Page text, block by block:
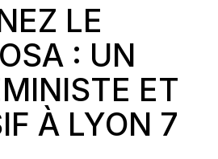
LE
: UN
ET
À LYON 7